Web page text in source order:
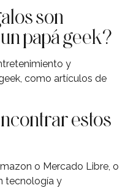
son
papá geek?
y
como artículos de
estos
o Mercado Libre, o
tecnología y